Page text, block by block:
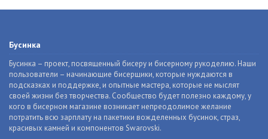
Бусинка
Бусинка – проект, посвященный бисеру и бисерному рукоделию. Наши
пользователи – начинающие бисерщики, которые нуждаются в
подсказках и поддержке, и опытные мастера, которые не мыслят
своей жизни без творчества. Сообщество будет полезно каждому, у
кого в бисерном магазине возникает непреодолимое желание
потратить всю зарплату на пакетики вожделенных бусинок, страз,
красивых камней и компонентов Swarovski.